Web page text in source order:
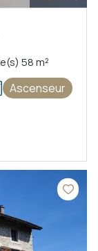
Appartement 3 pièce(s) 2 chambre(s) 58 m²
Ascenseur